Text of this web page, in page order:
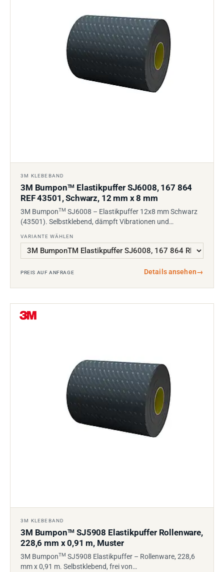
3M KLEBEBAND
3M BumponTM Elastikpuffer SJ6008, 167 864
REF 43501, Schwarz, 12 mm x 8 mm
3M BumponTM SJ6008 – Elastikpuffer 12x8 mm Schwarz
(43501). Selbstklebend, dämpft Vibrationen und…
VARIANTE WÄHLEN
PREIS AUF ANFRAGE Details ansehen→
3M KLEBEBAND
3M BumponTM SJ5908 Elastikpuffer Rollenware,
228,6 mm x 0,91 m, Muster
3M BumponTM SJ5908 Elastikpuffer – Rollenware, 228,6
mm x 0,91 m. Selbstklebend, frei von…